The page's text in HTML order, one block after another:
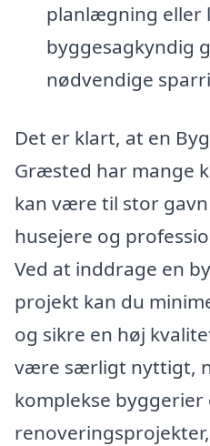
planlægning eller
byggesagkyndig
nødvendige
Det er klart, at en
Græsted har mange
kan være til stor
husejere og
Ved at inddrage en
projekt kan du
og sikre en høj
være særligt nyttigt,
komplekse byggerier